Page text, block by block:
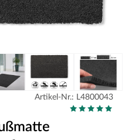
Artikel-Nr.: L4800043